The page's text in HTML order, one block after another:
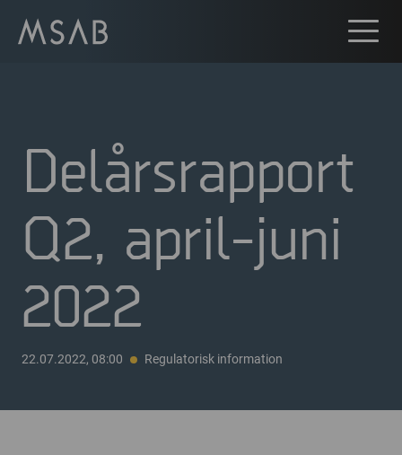
Delårsrapport
Q2, april-juni
2022
22.07.2022, 08:00 Regulatorisk information